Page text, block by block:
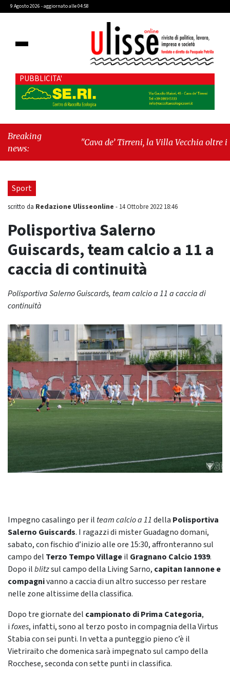
9 Agosto 2026 - aggiornato alle 04:58
PUBBLICITA'
Breaking
news:
"Cava de’ Tirreni, la Villa Vecchia oltre i
Sport
scritto da Redazione Ulisseonline - 14 Ottobre 2022 18:46
Polisportiva Salerno
Guiscards, team calcio a 11 a
caccia di continuità
Polisportiva Salerno Guiscards, team calcio a 11 a caccia di
continuità
Impegno casalingo per il team calcio a 11 della Polisportiva
Salerno Guiscards. I ragazzi di mister Guadagno domani,
sabato, con fischio d’inizio alle ore 15:30, affronteranno sul
campo del Terzo Tempo Villageil Gragnano Calcio 1939.
Dopo ilblitzsul campo della Living Sarno, capitan Iannone e
compagnivanno a caccia di un altro successo per restare
nelle zone altissime della classifica.
Dopo tre giornate del campionato di Prima Categoria,
ifoxes, infatti, sono al terzo posto in compagnia della Virtus
Stabia con sei punti. In vetta a punteggio pieno c’è il
Vietriraito che domenica sarà impegnato sul campo della
Rocchese, seconda con sette punti in classifica.